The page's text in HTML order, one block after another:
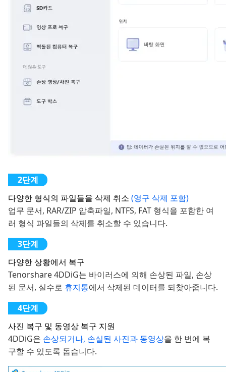
다양한 형식의 파일들을 삭제 취소 (영구 삭제 포함)
업무 문서, RAR/ZIP 압축파일, NTFS, FAT 형식을 포함한 여
러 형식 파일들의 삭제를 취소할 수 있습니다.
다양한 상황에서 복구
Tenorshare 4DDiG는 바이러스에 의해 손상된 파일, 손상
된 문서, 실수로 휴지통에서 삭제된 데이터를 되찾아줍니다.
사진 복구 및 동영상 복구 지원
4DDiG은 손상되거나, 손실된 사진과 동영상을 한 번에 복
구할 수 있도록 돕습니다.